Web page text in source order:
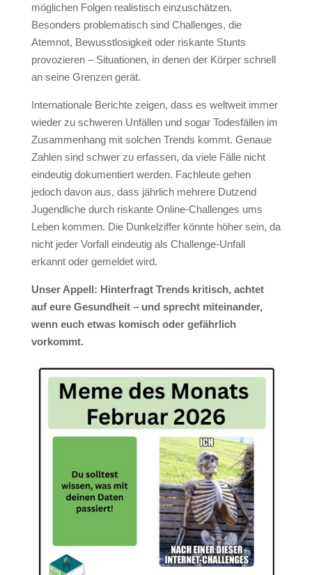
möglichen Folgen realistisch einzuschätzen.
Besonders problematisch sind Challenges, die
Atemnot, Bewusstlosigkeit oder riskante Stunts
provozieren – Situationen, in denen der Körper schnell
an seine Grenzen gerät.
Internationale Berichte zeigen, dass es weltweit immer
wieder zu schweren Unfällen und sogar Todesfällen im
Zusammenhang mit solchen Trends kommt. Genaue
Zahlen sind schwer zu erfassen, da viele Fälle nicht
eindeutig dokumentiert werden. Fachleute gehen
jedoch davon aus, dass jährlich mehrere Dutzend
Jugendliche durch riskante Online-Challenges ums
Leben kommen. Die Dunkelziffer könnte höher sein, da
nicht jeder Vorfall eindeutig als Challenge-Unfall
erkannt oder gemeldet wird.
Unser Appell: Hinterfragt Trends kritisch, achtet
auf eure Gesundheit – und sprecht miteinander,
wenn euch etwas komisch oder gefährlich
vorkommt.